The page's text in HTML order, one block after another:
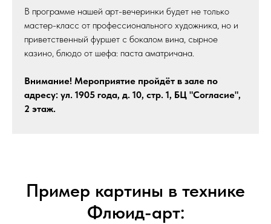
В программе нашей арт-вечеринки будет не только
мастер-класс от профессионального художника, но и
приветственный фуршет с бокалом вина, сырное
казино, блюдо от шефа: паста аматричана.
Внимание! Мероприятие пройдёт в зале по
адресу: ул. 1905 года, д. 10, стр. 1, БЦ "Согласие",
2 этаж.
Пример картины в технике
Флюид-арт: